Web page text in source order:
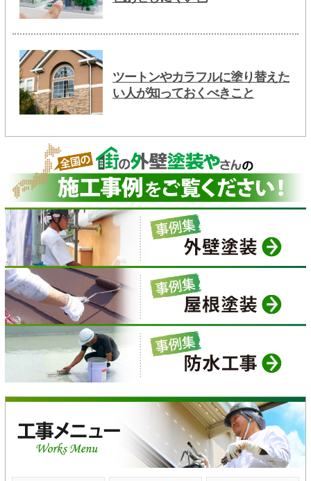
ツートンやカラフルに塗り替えた
い人が知っておくべきこと